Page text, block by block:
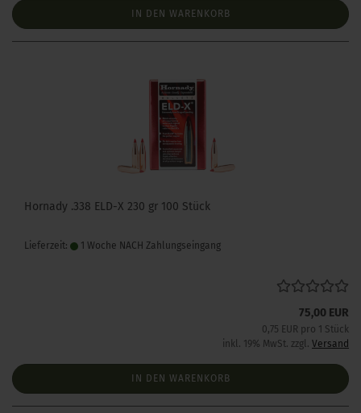
IN DEN WARENKORB
Hornady .338 ELD-X 230 gr 100 Stück
Lieferzeit: 1 Woche NACH Zahlungseingang
75,00 EUR
0,75 EUR pro 1 Stück
inkl. 19% MwSt. zzgl. Versand
IN DEN WARENKORB